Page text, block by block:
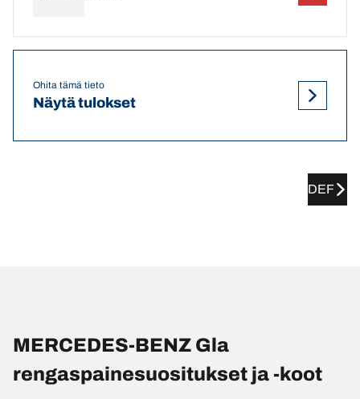
Ohita tämä tieto
Näytä tulokset
DEF
MERCEDES-BENZ Gla
rengaspainesuositukset ja -koot